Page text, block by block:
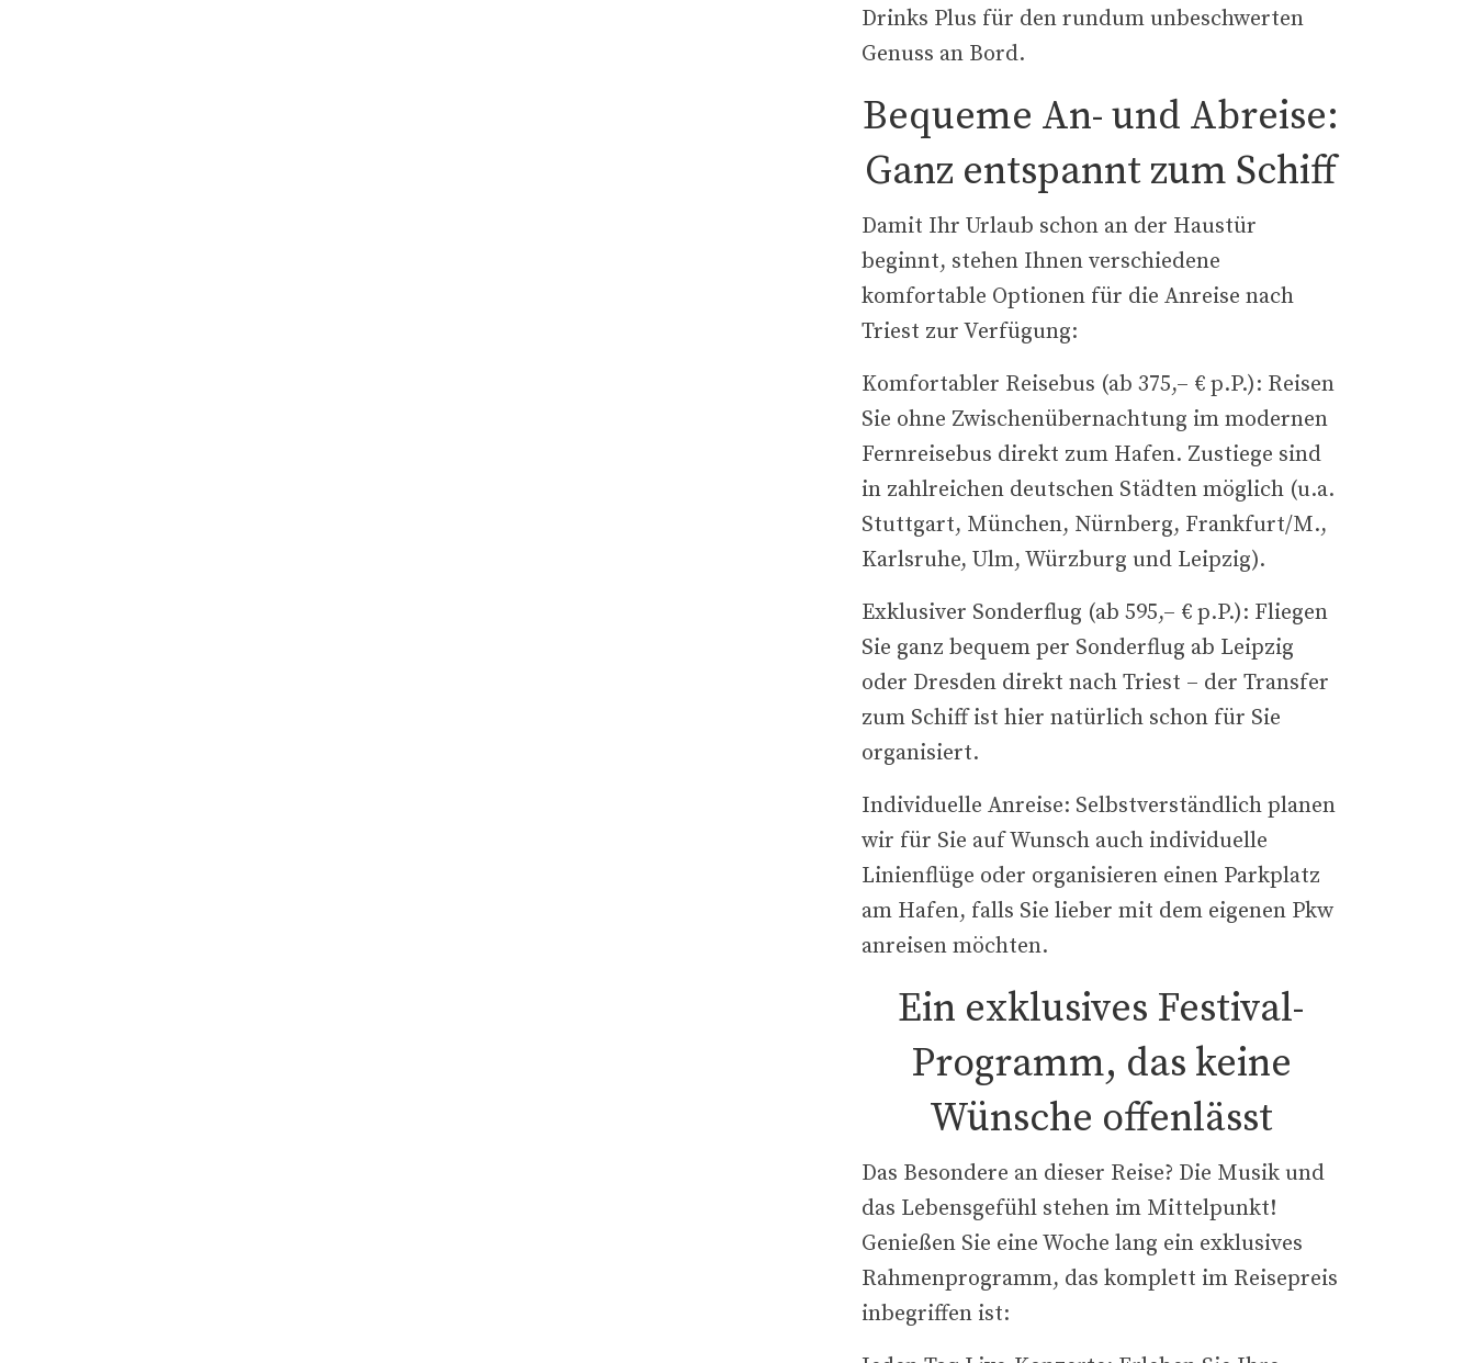
Drinks Plus für den rundum unbeschwerten
Genuss an Bord.
Bequeme An- und Abreise:
Ganz entspannt zum Schiff
Damit Ihr Urlaub schon an der Haustür
beginnt, stehen Ihnen verschiedene
komfortable Optionen für die Anreise nach
Triest zur Verfügung:
Komfortabler Reisebus (ab 375,– € p.P.): Reisen
Sie ohne Zwischenübernachtung im modernen
Fernreisebus direkt zum Hafen. Zustiege sind
in zahlreichen deutschen Städten möglich (u.a.
Stuttgart, München, Nürnberg, Frankfurt/M.,
Karlsruhe, Ulm, Würzburg und Leipzig).
Exklusiver Sonderflug (ab 595,– € p.P.): Fliegen
Sie ganz bequem per Sonderflug ab Leipzig
oder Dresden direkt nach Triest – der Transfer
zum Schiff ist hier natürlich schon für Sie
organisiert.
Individuelle Anreise: Selbstverständlich planen
wir für Sie auf Wunsch auch individuelle
Linienflüge oder organisieren einen Parkplatz
am Hafen, falls Sie lieber mit dem eigenen Pkw
anreisen möchten.
Ein exklusives Festival-
Programm, das keine
Wünsche offenlässt
Das Besondere an dieser Reise? Die Musik und
das Lebensgefühl stehen im Mittelpunkt!
Genießen Sie eine Woche lang ein exklusives
Rahmenprogramm, das komplett im Reisepreis
inbegriffen ist: